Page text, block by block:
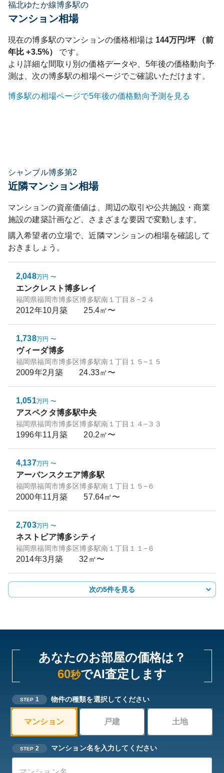
福北ゆたか線博多駅の
マンション相場
現在の博多駅のマンションの価格相場は 144万円/坪 （前
年比+3.5%）
です。
より詳細な間取り別の価格データや、5年後の価格動向予
測は、次の博多駅の相場ページでご確認いただけます。
博多駅の相場ページで5年後の価格動向予測を見る
シャンブル博多第2
近隣マンション相場
マンションの資産価値は、周辺の取引や公共施設・商業
施設の建築計画など、さまざまな要因で変動します。
購入希望者の立場で、近隣マンションの相場を確認して
おきましょう。
2,048万円 〜
エンクレスト博多レイ
福岡県福岡市博多区博多駅南１丁目８−２４
2012年10月築 25.4㎡〜
1,738万円 〜
ヴィーダ博多
福岡県福岡市博多区博多駅南１丁目１５−１５
2009年2月築 24.33㎡〜
1,051万円 〜
アスペクタ博多駅中央
福岡県福岡市博多区博多駅南１丁目１４−３３
1996年11月築 20.2㎡〜
4,137万円 〜
アーバンスクエア博多駅
福岡県福岡市博多区博多駅南１丁目１５−６
2000年11月築 57.64㎡〜
2,703万円 〜
ネストピア博多シティ
福岡県福岡市博多区博多駅南１丁目１１−６
2014年3月築 32㎡〜
次の5件を見る
あなたのお部屋の価格は？
60秒でAI査定します
STEP 1 物件の種類を選択してください
マンション 戸建 土地
STEP 2 マンション名を入力してください